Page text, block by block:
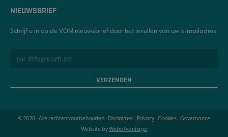
NIEUWSBRIEF
Schrijf u in op de VOM nieuwsbrief door het invullen van uw e-mailadres!
VERZENDEN
© 2026 . Alle rechten voorbehouden -Disclaimer-Privacy-Cookies-Governance
Website byWebatvantage